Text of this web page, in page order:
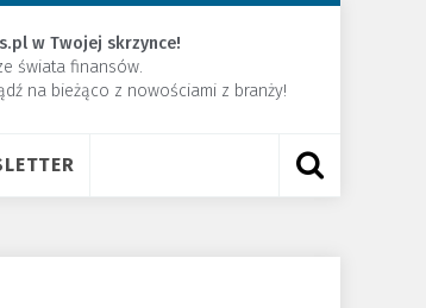
w Twojej skrzynce!
świata finansów.
na bieżąco z nowościami z branży!